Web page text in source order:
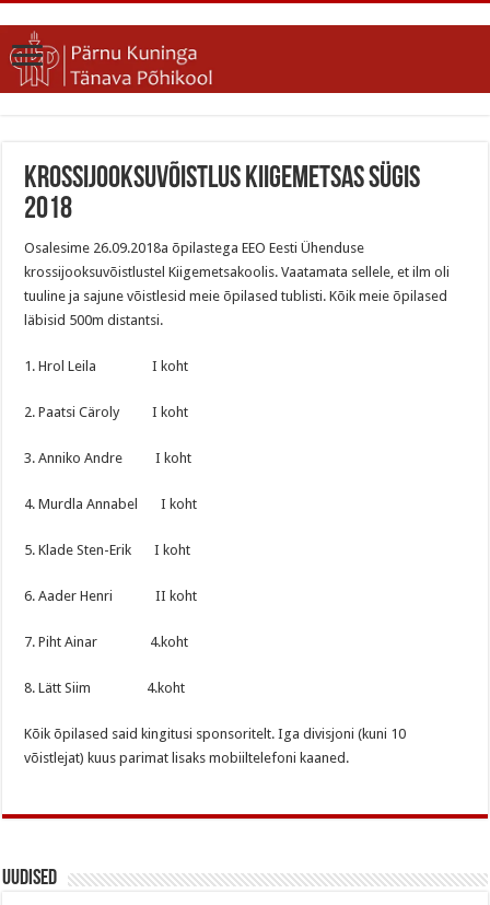
Krossijooksuvõistlus Kiigemetsas sügis
2018
Osalesime 26.09.2018a õpilastega EEO Eesti Ühenduse
krossijooksuvõistlustel Kiigemetsakoolis. Vaatamata sellele, et ilm oli
tuuline ja sajune võistlesid meie õpilased tublisti. Kõik meie õpilased
läbisid 500m distantsi.
1. Hrol Leila I koht
2. Paatsi Cäroly I koht
3. Anniko Andre I koht
4. Murdla Annabel I koht
5. Klade Sten-Erik I koht
6. Aader Henri II koht
7. Piht Ainar 4.koht
8. Lätt Siim 4.koht
Kõik õpilased said kingitusi sponsoritelt. Iga divisjoni (kuni 10
võistlejat) kuus parimat lisaks mobiiltelefoni kaaned.
Uudised